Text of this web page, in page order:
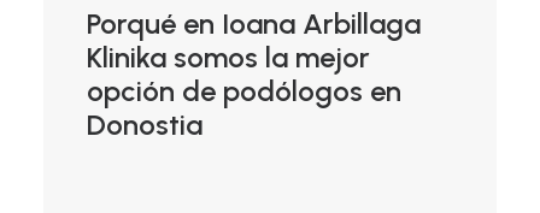
Porqué en Ioana Arbillaga
Klinika somos la mejor
opción de podólogos en
Donostia